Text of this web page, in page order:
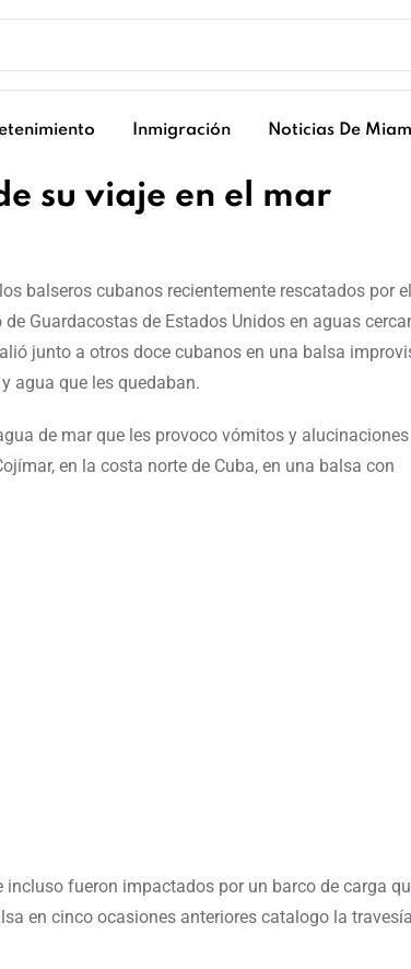
Inmigración Noticias De
su viaje en el mar
balseros cubanos recientemente rescatados por el
de Guardacostas de Estados Unidos en aguas
junto a otros doce cubanos en una balsa
agua que les quedaban.
de mar que les provoco vómitos y alucinaciones
en la costa norte de Cuba, en una balsa con
fueron impactados por un barco de carga
en cinco ocasiones anteriores catalogo la travesía